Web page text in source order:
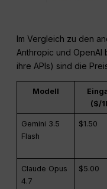
Im Vergleich zu den
Anthropic und
ihre APIs) sind die
Modell
($/
Gemini 3.5
Flash
$1.50
Claude Opus
4.7
$5.00